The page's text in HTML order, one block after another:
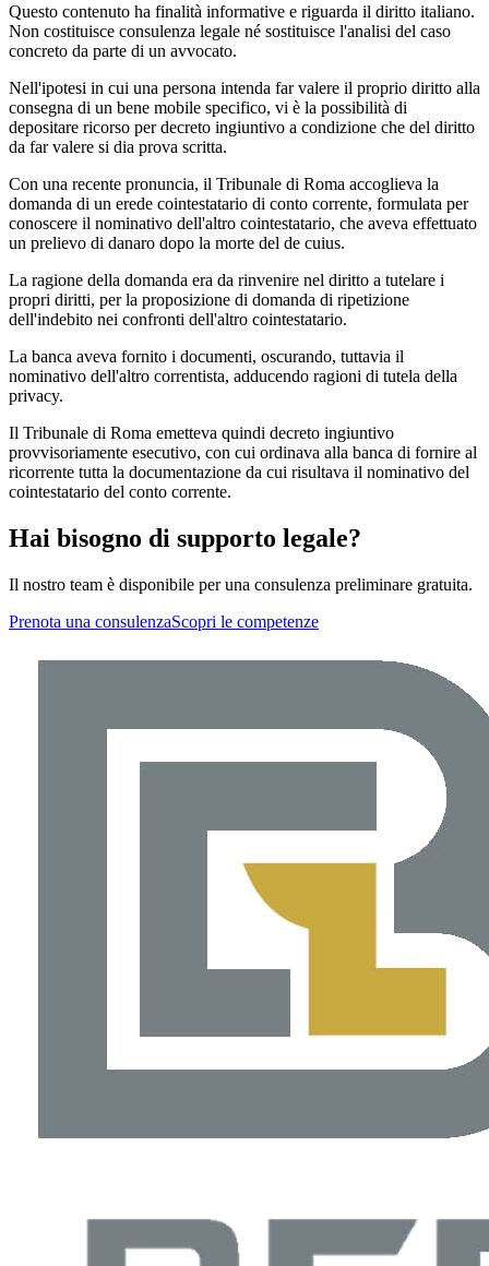
Questo contenuto ha finalità informative e riguarda il diritto italiano.
Non costituisce consulenza legale né sostituisce l'analisi del caso
concreto da parte di un avvocato.
Nell'ipotesi in cui una persona intenda far valere il proprio diritto alla
consegna di un bene mobile specifico, vi è la possibilità di
depositare ricorso per decreto ingiuntivo a condizione che del diritto
da far valere si dia prova scritta.
Con una recente pronuncia, il Tribunale di Roma accoglieva la
domanda di un erede cointestatario di conto corrente, formulata per
conoscere il nominativo dell'altro cointestatario, che aveva effettuato
un prelievo di danaro dopo la morte del de cuius.
La ragione della domanda era da rinvenire nel diritto a tutelare i
propri diritti, per la proposizione di domanda di ripetizione
dell'indebito nei confronti dell'altro cointestatario.
La banca aveva fornito i documenti, oscurando, tuttavia il
nominativo dell'altro correntista, adducendo ragioni di tutela della
privacy.
Il Tribunale di Roma emetteva quindi decreto ingiuntivo
provvisoriamente esecutivo, con cui ordinava alla banca di fornire al
ricorrente tutta la documentazione da cui risultava il nominativo del
cointestatario del conto corrente.
Hai bisogno di supporto legale?
Il nostro team è disponibile per una consulenza preliminare gratuita.
Prenota una consulenzaScopri le competenze